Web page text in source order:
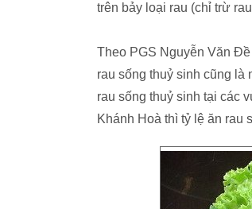
trên bảy loại rau (chỉ trừ
Theo PGS Nguyễn Văn
rau sống thuỷ sinh cũng là
rau sống thuỷ sinh tại các
Khánh Hoà thì tỷ lệ ăn rau